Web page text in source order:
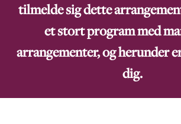
tilmelde sig dette
et stort program med
arrangementer, og herunder
dig.